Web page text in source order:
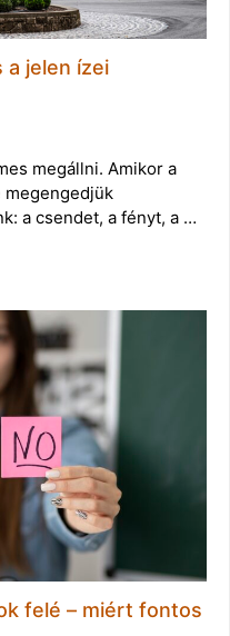
a jelen ízei
megállni. Amikor a
megengedjük
a csendet, a fényt, a …
felé – miért fontos